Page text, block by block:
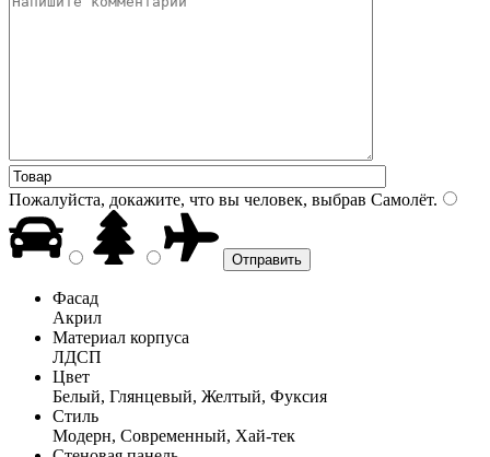
Пожалуйста, докажите, что вы человек, выбрав Самолёт.
Фасад
Акрил
Материал корпуса
ЛДСП
Цвет
Белый, Глянцевый, Желтый, Фуксия
Стиль
Модерн, Современный, Хай-тек